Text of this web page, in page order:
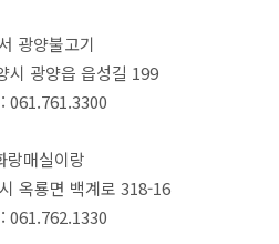
광양불고기
시 광양읍 읍성길 199
061.761.3300
랑매실이랑
옥룡면 백계로 318-16
061.762.1330